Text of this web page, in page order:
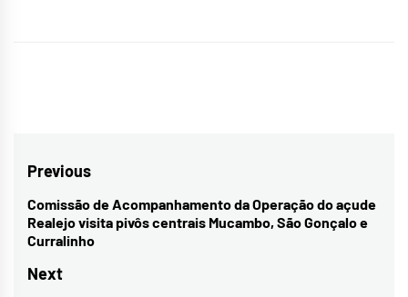
Navegação
de
Post
Previous
Previous
post:
Comissão de Acompanhamento da Operação do açude
Realejo visita pivôs centrais Mucambo, São Gonçalo e
Curralinho
Next